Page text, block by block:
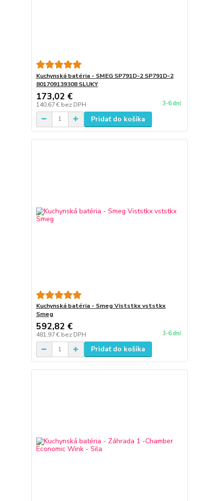
Kuchynská batéria - SMEG SP791D-2 SP791D-2
801709139308 SLUKY
173,02 €
140,67 € bez DPH 3-6 dní
Pridať do košíka
Kuchynská batéria - Smeg Viststkx vststkx
Smeg
592,82 €
481,97 € bez DPH 3-6 dní
Pridať do košíka